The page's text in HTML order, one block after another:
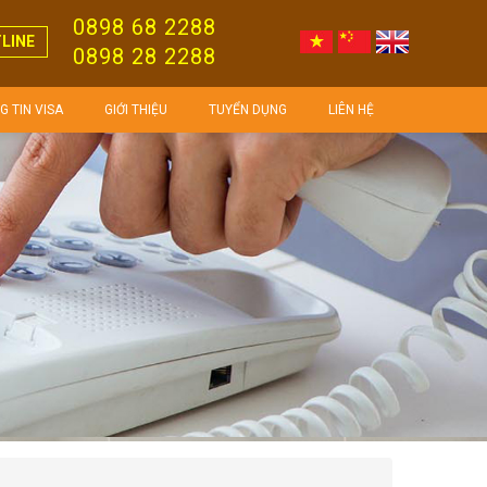
0898 68 2288
0898 28 2288
TIN VISA GIỚI THIỆU TUYỂN DỤNG LIÊN HỆ